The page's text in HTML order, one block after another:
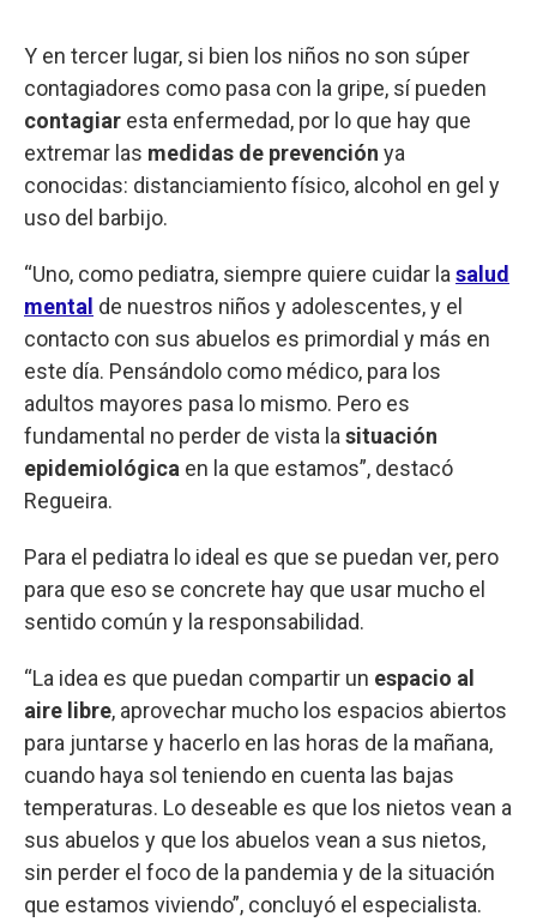
Y en tercer lugar, si bien los niños no son súper
contagiadores como pasa con la gripe, sí pueden
contagiar esta enfermedad, por lo que hay que
extremar las medidas de prevención ya
conocidas: distanciamiento físico, alcohol en gel y
uso del barbijo.
“Uno, como pediatra, siempre quiere cuidar la salud
mental de nuestros niños y adolescentes, y el
contacto con sus abuelos es primordial y más en
este día. Pensándolo como médico, para los
adultos mayores pasa lo mismo. Pero es
fundamental no perder de vista la situación
epidemiológica en la que estamos”, destacó
Regueira.
Para el pediatra lo ideal es que se puedan ver, pero
para que eso se concrete hay que usar mucho el
sentido común y la responsabilidad.
“La idea es que puedan compartir un espacio al
aire libre, aprovechar mucho los espacios abiertos
para juntarse y hacerlo en las horas de la mañana,
cuando haya sol teniendo en cuenta las bajas
temperaturas. Lo deseable es que los nietos vean a
sus abuelos y que los abuelos vean a sus nietos,
sin perder el foco de la pandemia y de la situación
que estamos viviendo”, concluyó el especialista.